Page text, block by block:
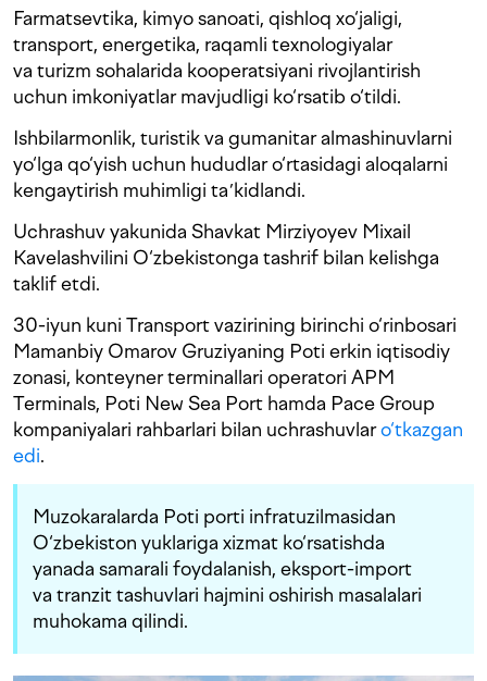
Farmatsevtika, kimyo sanoati, qishloq xo‘jaligi,
transport, energetika, raqamli texnologiyalar
va turizm sohalarida kooperatsiyani rivojlantirish
uchun imkoniyatlar mavjudligi ko‘rsatib o‘tildi.
Ishbilarmonlik, turistik va gumanitar almashinuvlarni
yo‘lga qo‘yish uchun hududlar o‘rtasidagi aloqalarni
kengaytirish muhimligi taʼkidlandi.
Uchrashuv yakunida Shavkat Mirziyoyev Mixail
Kavelashvilini O‘zbekistonga tashrif bilan kelishga
taklif etdi.
30-iyun kuni Transport vazirining birinchi o‘rinbosari
Mamanbiy Omarov Gruziyaning Poti erkin iqtisodiy
zonasi, konteyner terminallari operatori APM
Terminals, Poti New Sea Port hamda Pace Group
kompaniyalari rahbarlari bilan uchrashuvlaro‘tkazgan
edi.
Muzokaralarda Poti porti infratuzilmasidan
O‘zbekiston yuklariga xizmat ko‘rsatishda
yanada samarali foydalanish, eksport-import
va tranzit tashuvlari hajmini oshirish masalalari
muhokama qilindi.